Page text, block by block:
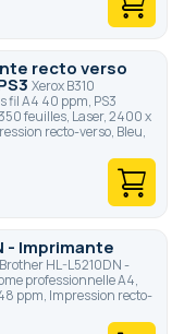
recto verso
Xerox B310
fil A4 40 ppm, PS3
feuilles, Laser, 2400 x
recto-verso, Bleu,
- Imprimante
Brother HL-L5210DN -
professionnelle A4,
ppm, Impression recto-